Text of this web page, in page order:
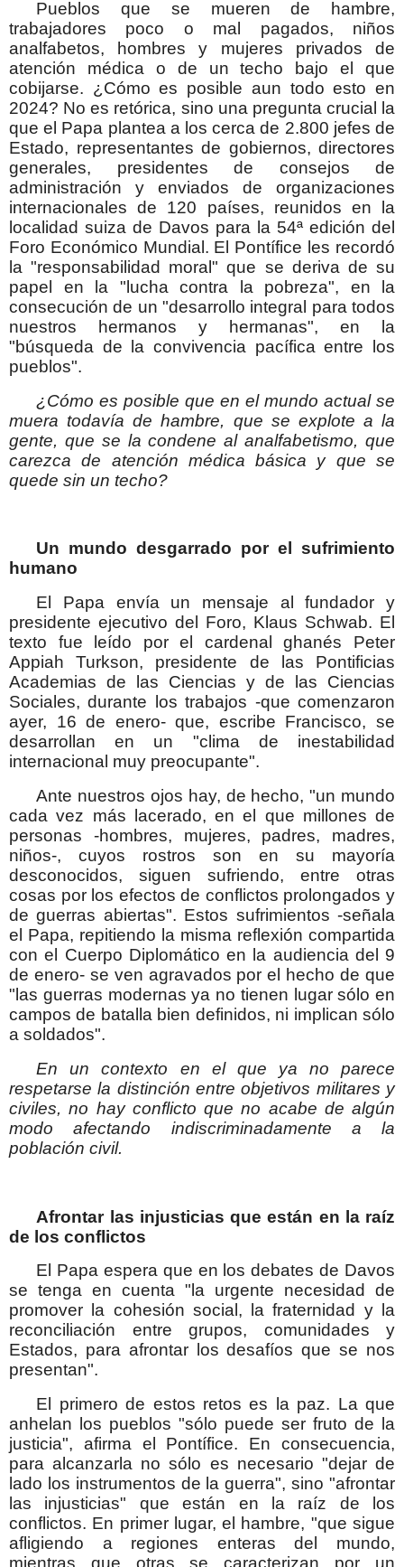
Pueblos que se mueren de hambre,
trabajadores poco o mal pagados, niños
analfabetos, hombres y mujeres privados de
atención médica o de un techo bajo el que
cobijarse. ¿Cómo es posible aun todo esto en
2024? No es retórica, sino una pregunta crucial la
que el Papa plantea a los cerca de 2.800 jefes de
Estado, representantes de gobiernos, directores
generales, presidentes de consejos de
administración y enviados de organizaciones
internacionales de 120 países, reunidos en la
localidad suiza de Davos para la 54ª edición del
Foro Económico Mundial. El Pontífice les recordó
la "responsabilidad moral" que se deriva de su
papel en la "lucha contra la pobreza", en la
consecución de un "desarrollo integral para todos
nuestros hermanos y hermanas", en la
"búsqueda de la convivencia pacífica entre los
pueblos".
¿Cómo es posible que en el mundo actual se
muera todavía de hambre, que se explote a la
gente, que se la condene al analfabetismo, que
carezca de atención médica básica y que se
quede sin un techo?
Un mundo desgarrado por el sufrimiento
humano
El Papa envía un mensaje al fundador y
presidente ejecutivo del Foro, Klaus Schwab. El
texto fue leído por el cardenal ghanés Peter
Appiah Turkson, presidente de las Pontificias
Academias de las Ciencias y de las Ciencias
Sociales, durante los trabajos -que comenzaron
ayer, 16 de enero- que, escribe Francisco, se
desarrollan en un "clima de inestabilidad
internacional muy preocupante".
Ante nuestros ojos hay, de hecho, "un mundo
cada vez más lacerado, en el que millones de
personas -hombres, mujeres, padres, madres,
niños-, cuyos rostros son en su mayoría
desconocidos, siguen sufriendo, entre otras
cosas por los efectos de conflictos prolongados y
de guerras abiertas". Estos sufrimientos -señala
el Papa, repitiendo la misma reflexión compartida
con el Cuerpo Diplomático en la audiencia del 9
de enero- se ven agravados por el hecho de que
"las guerras modernas ya no tienen lugar sólo en
campos de batalla bien definidos, ni implican sólo
a soldados".
En un contexto en el que ya no parece
respetarse la distinción entre objetivos militares y
civiles, no hay conflicto que no acabe de algún
modo afectando indiscriminadamente a la
población civil.
Afrontar las injusticias que están en la raíz
de los conflictos
El Papa espera que en los debates de Davos
se tenga en cuenta "la urgente necesidad de
promover la cohesión social, la fraternidad y la
reconciliación entre grupos, comunidades y
Estados, para afrontar los desafíos que se nos
presentan".
El primero de estos retos es la paz. La que
anhelan los pueblos "sólo puede ser fruto de la
justicia", afirma el Pontífice. En consecuencia,
para alcanzarla no sólo es necesario "dejar de
lado los instrumentos de la guerra", sino "afrontar
las injusticias" que están en la raíz de los
conflictos. En primer lugar, el hambre, "que sigue
afligiendo a regiones enteras del mundo,
mientras que otras se caracterizan por un